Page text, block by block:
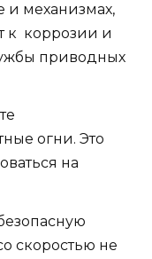
и механизмах,
к коррозии и
приводных
огни. Это
на
скоростью не